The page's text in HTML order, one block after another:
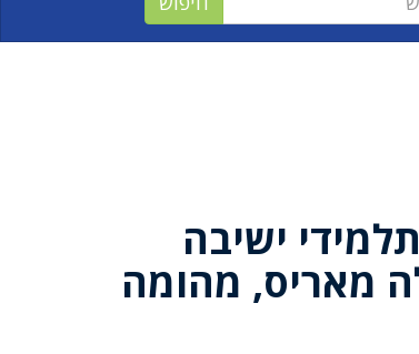
ישיבה
מאריס, מהומה